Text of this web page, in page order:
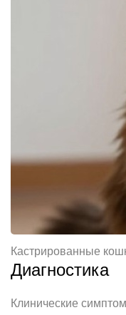
Кастрированные
Диагностика
Клинические